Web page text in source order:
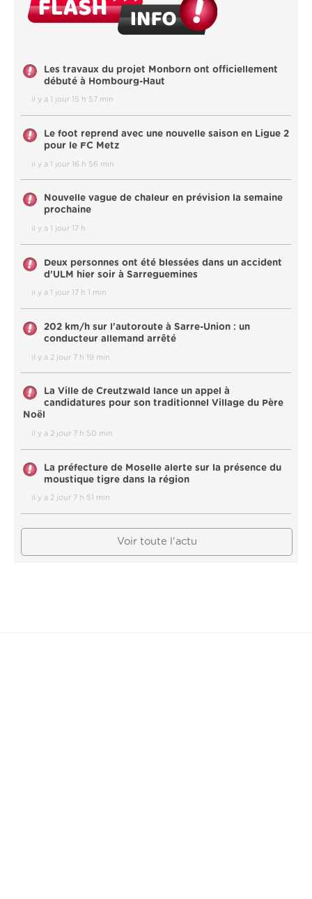
Les travaux du projet Monborn ont officiellement
débuté à Hombourg-Haut
il y a 1 jour 15 h 57 min
Le foot reprend avec une nouvelle saison en Ligue 2
pour le FC Metz
il y a 1 jour 16 h 56 min
Nouvelle vague de chaleur en prévision la semaine
prochaine
il y a 1 jour 17 h
Deux personnes ont été blessées dans un accident
d’ULM hier soir à Sarreguemines
il y a 1 jour 17 h 1 min
202 km/h sur l'autoroute à Sarre-Union : un
conducteur allemand arrêté
il y a 2 jour 7 h 19 min
La Ville de Creutzwald lance un appel à
candidatures pour son traditionnel Village du Père
Noël
il y a 2 jour 7 h 50 min
La préfecture de Moselle alerte sur la présence du
moustique tigre dans la région
il y a 2 jour 7 h 51 min
Voir toute l'actu